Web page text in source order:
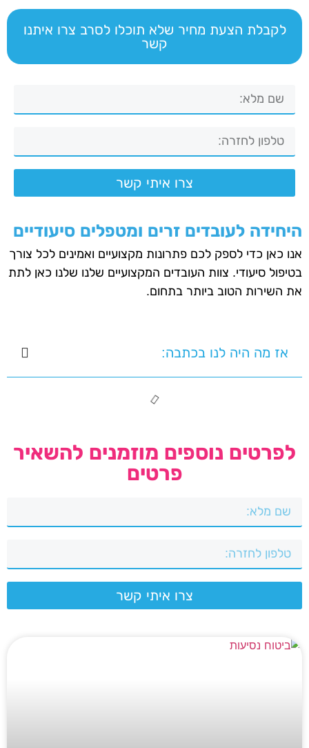
לקבלת הצעת מחיר שלא תוכלו לסרב צרו איתנו
קשר
צרו איתי קשר
היחידה לעובדים זרים ומטפלים סיעודיים
אנו כאן כדי לספק לכם פתרונות מקצועיים ואמינים לכל צורך
בטיפול סיעודי. צוות העובדים המקצועיים שלנו שלנו כאן לתת
את השירות הטוב ביותר בתחום.
אז מה היה לנו בכתבה:
לפרטים נוספים מוזמנים להשאיר
פרטים
צרו איתי קשר